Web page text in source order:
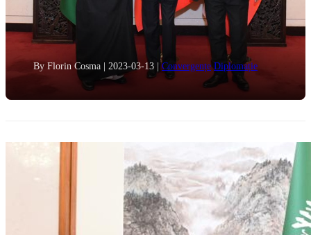
By Florin Cosma | 2023-03-13 |Convergențe Diplomație